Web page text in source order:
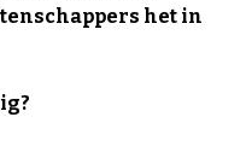
het in